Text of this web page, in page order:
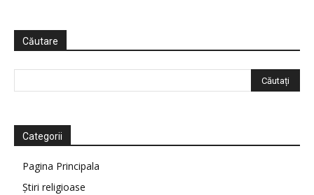
Căutare
Categorii
Pagina Principala
Știri religioase